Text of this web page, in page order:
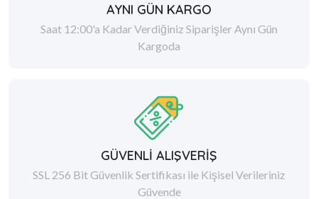
AYNI GÜN KARGO
Saat 12:00'a Kadar Verdiğiniz Siparişler Aynı Gün
Kargoda
GÜVENLİ ALIŞVERİŞ
SSL 256 Bit Güvenlik Sertifikası ile Kişisel Verileriniz
Güvende